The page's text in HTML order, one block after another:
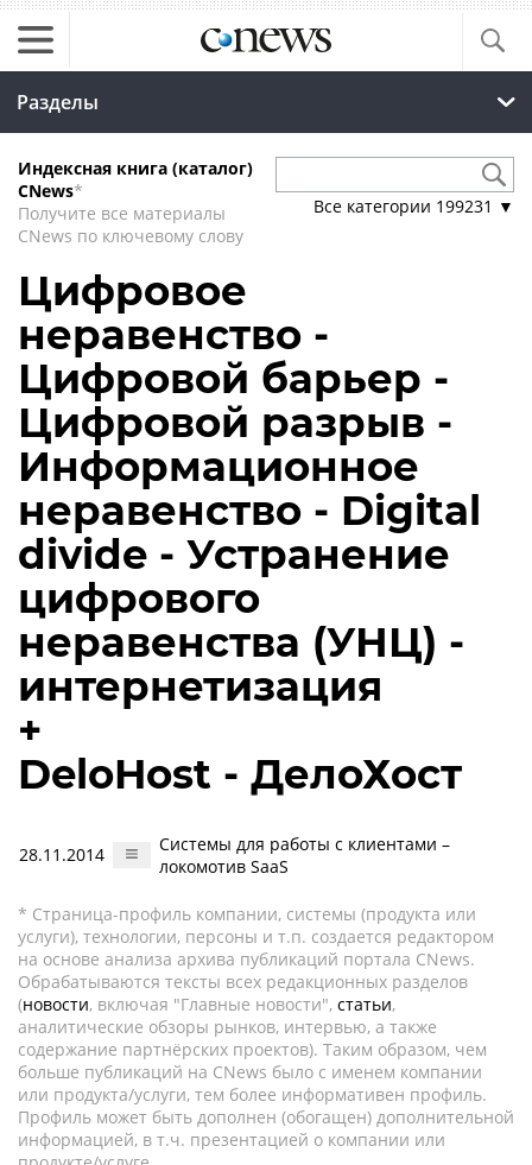
Разделы
Индексная книга (каталог)
CNews*
Получите все материалы
CNews по ключевому слову
Все категории 199231 ▼
Цифровое
неравенство -
Цифровой барьер -
Цифровой разрыв -
Информационное
неравенство - Digital
divide - Устранение
цифрового
неравенства (УНЦ) -
интернетизация
+
DeloHost - ДелоХост
28.11.2014
Системы для работы с клиентами –
локомотив SaaS
* Страница-профиль компании, системы (продукта или
услуги), технологии, персоны и т.п. создается редактором
на основе анализа архива публикаций портала CNews.
Обрабатываются тексты всех редакционных разделов
(новости, включая "Главные новости", статьи,
аналитические обзоры рынков, интервью, а также
содержание партнёрских проектов). Таким образом, чем
больше публикаций на CNews было с именем компании
или продукта/услуги, тем более информативен профиль.
Профиль может быть дополнен (обогащен) дополнительной
информацией, в т.ч. презентацией о компании или